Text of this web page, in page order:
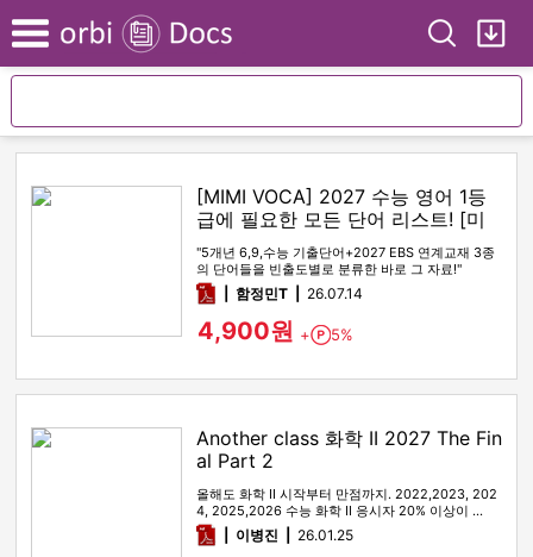
Menu Search
[MIMI VOCA] 2027 수능 영어 1등
급에 필요한 모든 단어 리스트! [미
미보카]
"5개년 6,9,수능 기출단어+2027 EBS 연계교재 3종
의 단어들을 빈출도별로 분류한 바로 그 자료!"
pdf함정민T 26.07.14
4,900원 + Point
5%
Another class 화학 II 2027 The Fin
al Part 2
올해도 화학 II 시작부터 만점까지. 2022,2023, 202
4, 2025,2026 수능 화학 II 응시자 20% 이상이 …
pdf이병진 26.01.25